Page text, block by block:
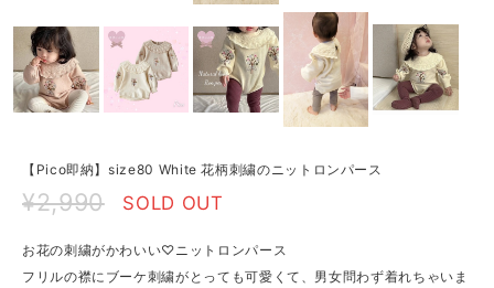
【Pico即納】size80 White 花柄刺繍のニットロンパース
¥2,990 SOLD OUT
お花の刺繍がかわいい♡ニットロンパース
フリルの襟にブーケ刺繍がとっても可愛くて、男女問わず着れちゃいま